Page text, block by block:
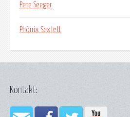
Pete Seeger
Phönix Sextett
Kontakt: